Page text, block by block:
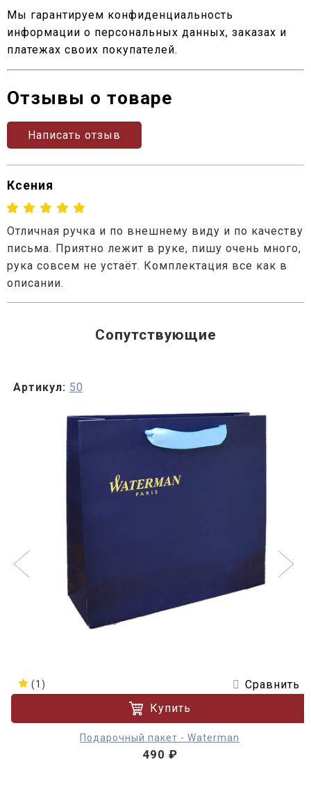
Мы гарантируем конфиденциальность
информации о персональных данных, заказах и
платежах своих покупателей.
Отзывы о товаре
Написать отзыв
Ксения
Отличная ручка и по внешнему виду и по качеству
письма. Приятно лежит в руке, пишу очень много,
рука совсем не устаёт. Комплектация все как в
описании.
Сопутствующие
Артикул: 50
(1)
Сравнить
Купить
Подарочный пакет - Waterman
490 ₽